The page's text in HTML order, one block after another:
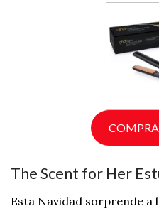
The Scent for Her
Esta Navidad sorprende a